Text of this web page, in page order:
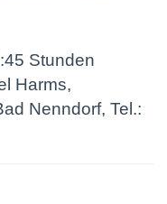
Stunden
Harms,
Nenndorf, Tel.: